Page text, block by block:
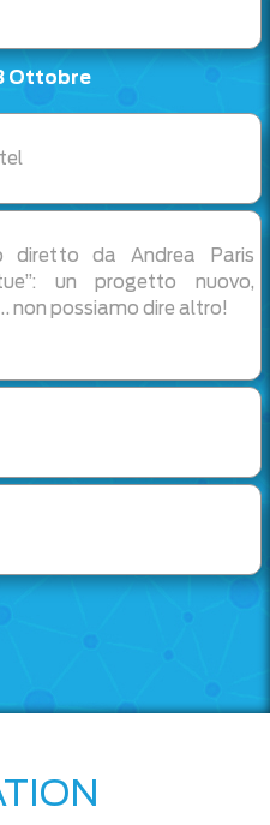
Ottobre
diretto da Andrea Paris
un progetto nuovo,
non possiamo dire altro!